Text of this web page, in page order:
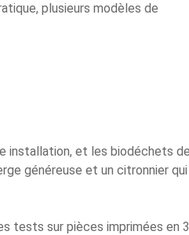
plusieurs modèles de
installation, et les biodéchets
généreuse et un citronnier qui
tests sur pièces imprimées en